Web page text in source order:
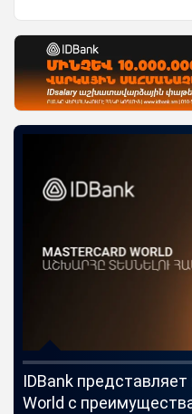
IDBank
World с